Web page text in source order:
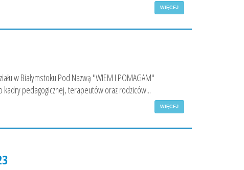
WIĘCEJ
w Białymstoku Pod Nazwą "WIEM I POMAGAM"
pedagogicznej, terapeutów oraz rodziców...
WIĘCEJ